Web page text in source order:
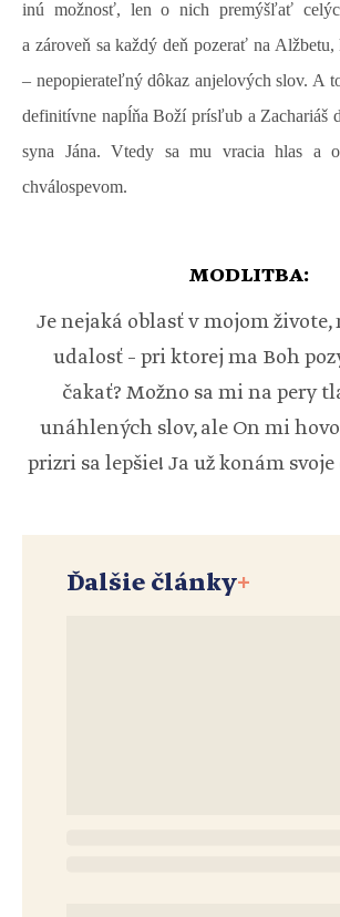
inú možnosť, len o nich premýšľať
a zároveň sa každý deň pozerať na
– nepopierateľný dôkaz anjelových slov. A
definitívne napĺňa Boží prísľub a Zachariáš
syna Jána. Vtedy sa mu vracia hlas a
chválospevom.
MODLITBA:
Je nejaká oblasť v mojom živote,
udalosť – pri ktorej ma Boh
čakať? Možno sa mi na pery
unáhlených slov, ale On mi
prizri sa lepšie! Ja už konám
Ďalšie články+